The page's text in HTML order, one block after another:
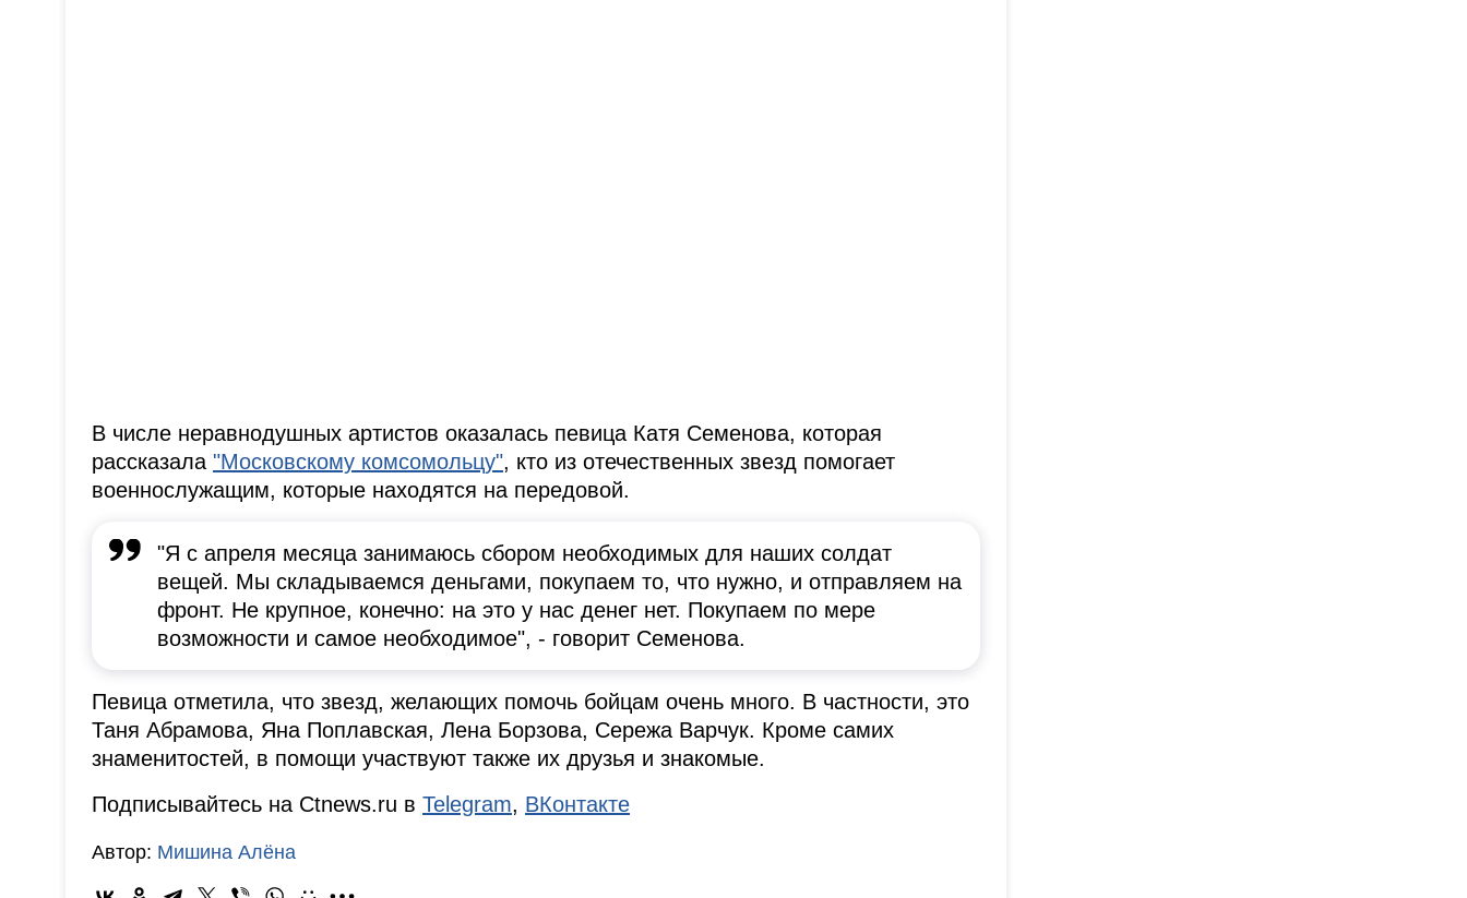
В числе неравнодушных артистов оказалась певица Катя Семенова, которая
рассказала "Московскому комсомольцу", кто из отечественных звезд помогает
военнослужащим, которые находятся на передовой.
"Я с апреля месяца занимаюсь сбором необходимых для наших солдат
вещей. Мы складываемся деньгами, покупаем то, что нужно, и отправляем на
фронт. Не крупное, конечно: на это у нас денег нет. Покупаем по мере
возможности и самое необходимое", - говорит Семенова.
Певица отметила, что звезд, желающих помочь бойцам очень много. В частности, это
Таня Абрамова, Яна Поплавская, Лена Борзова, Сережа Варчук. Кроме самих
знаменитостей, в помощи участвуют также их друзья и знакомые.
Подписывайтесь на Ctnews.ru в Telegram, ВКонтакте
Автор: Мишина Алёна